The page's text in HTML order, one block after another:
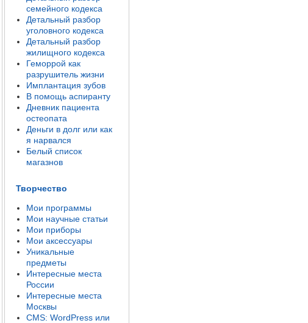
семейного кодекса
Детальный разбор
уголовного кодекса
Детальный разбор
жилищного кодекса
Геморрой как
разрушитель жизни
Имплантация зубов
В помощь аспиранту
Дневник пациента
остеопата
Деньги в долг или как
я нарвался
Белый список
магазнов
Творчество
Мои программы
Мои научные статьи
Мои приборы
Мои аксессуары
Уникальные
предметы
Интересные места
России
Интересные места
Москвы
CMS: WordPress или